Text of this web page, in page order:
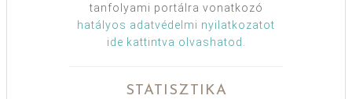
tanfolyami portálra vonatkozó
hatályos adatvédelmi nyilatkozatot
ide kattintva olvashatod
STATISZTIKA